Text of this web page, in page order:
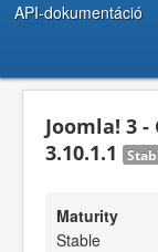
API-dokumentáció
Joomla! 3
3.10.1.1
Maturity
Stable